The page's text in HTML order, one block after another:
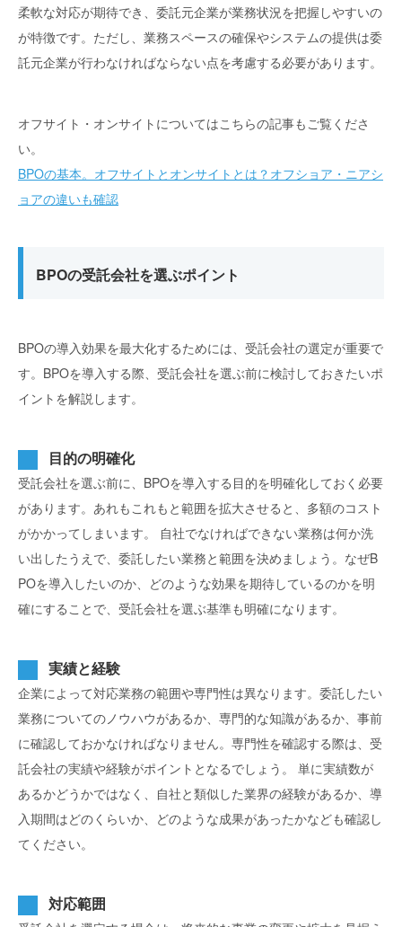
柔軟な対応が期待でき、委託元企業が業務状況を把握しやすいの
が特徴です。ただし、業務スペースの確保やシステムの提供は委
託元企業が行わなければならない点を考慮する必要があります。
オフサイト・オンサイトについてはこちらの記事もご覧くださ
い。
BPOの基本。オフサイトとオンサイトとは？オフショア・ニアシ
ョアの違いも確認
BPOの受託会社を選ぶポイント
BPOの導入効果を最大化するためには、受託会社の選定が重要で
す。BPOを導入する際、受託会社を選ぶ前に検討しておきたいポ
イントを解説します。
目的の明確化
受託会社を選ぶ前に、BPOを導入する目的を明確化しておく必要
があります。あれもこれもと範囲を拡大させると、多額のコスト
がかかってしまいます。
自社でなければできない業務は何か洗
い出したうえで、委託したい業務と範囲を決めましょう。なぜB
POを導入したいのか、どのような効果を期待しているのかを明
確にすることで、受託会社を選ぶ基準も明確になります。
実績と経験
企業によって対応業務の範囲や専門性は異なります。委託したい
業務についてのノウハウがあるか、専門的な知識があるか、事前
に確認しておかなければなりません。専門性を確認する際は、受
託会社の実績や経験がポイントとなるでしょう。
単に実績数が
あるかどうかではなく、自社と類似した業界の経験があるか、導
入期間はどのくらいか、どのような成果があったかなども確認し
てください。
対応範囲